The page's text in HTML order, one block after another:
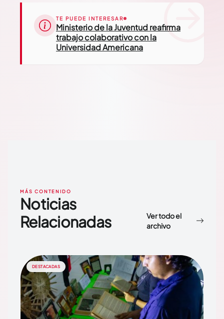
TE PUEDE INTERESAR
Ministerio de la Juventud reafirma
trabajo colaborativo con la
Universidad Americana
MÁS CONTENIDO
Noticias
Relacionadas
Ver todo el
archivo
DESTACADAS